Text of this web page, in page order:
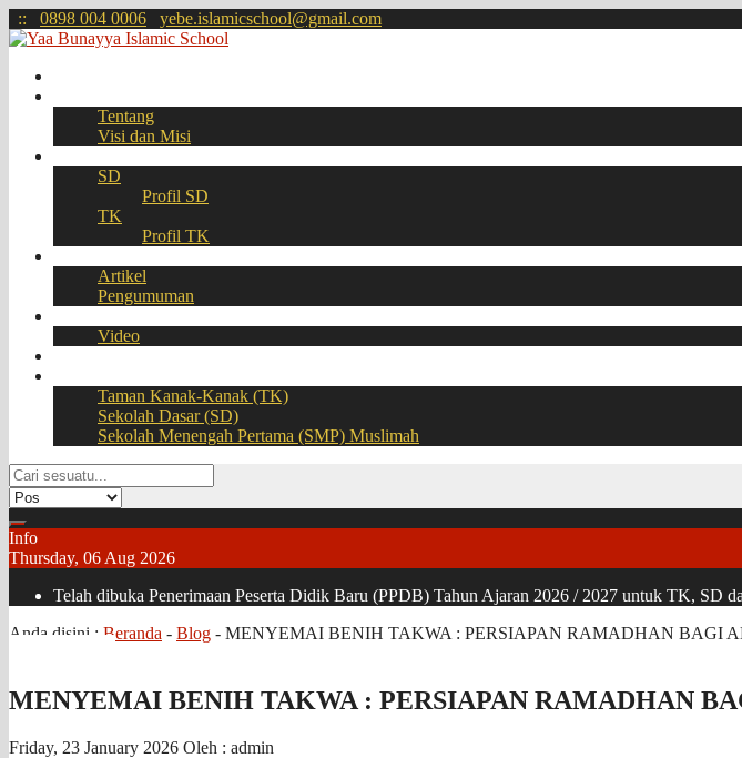
:: 0898 004 0006 yebe.islamicschool@gmail.com
Tentang
Visi dan Misi
SD
Profil SD
TK
Profil TK
Artikel
Pengumuman
Video
Taman Kanak-Kanak (TK)
Sekolah Dasar (SD)
Sekolah Menengah Pertama (SMP) Muslimah
Info
Thursday, 06 Aug 2026
Telah dibuka Penerimaan Peserta Didik Baru (PPDB) Tahun Ajaran 2026 / 2027 untuk TK, SD
Anda disini : Beranda - Blog - MENYEMAI BENIH TAKWA : PERSIAPAN RAMADHAN BAGI
MENYEMAI BENIH TAKWA : PERSIAPAN RAMADHAN
Friday, 23 January 2026 Oleh : admin